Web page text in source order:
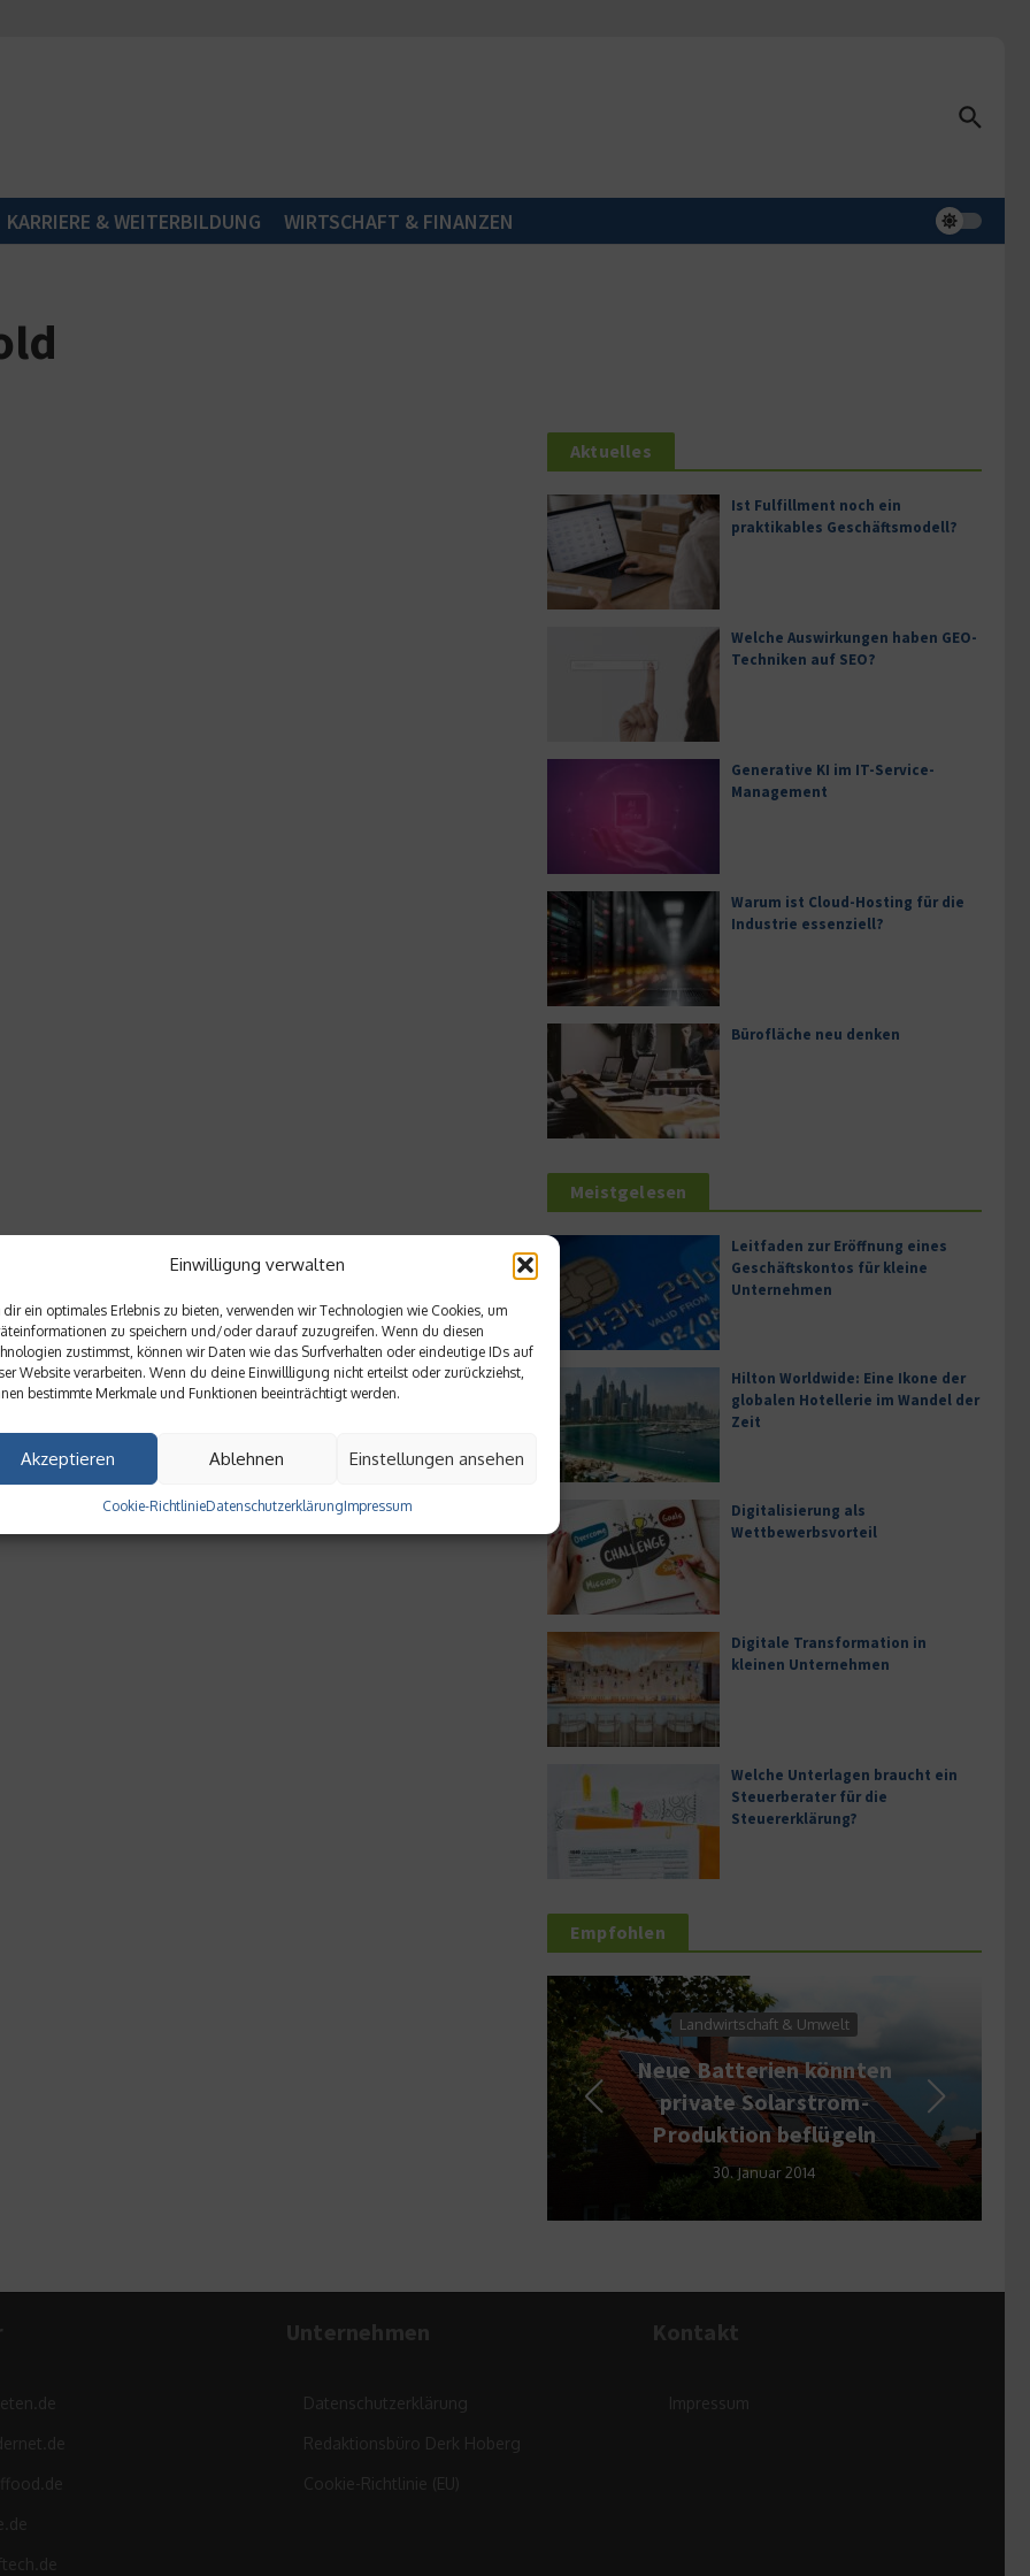
Einwilligung verwalten
dir ein optimales Erlebnis zu bieten, verwenden wir Technologien wie Cookies, um
zu speichern und/oder darauf zuzugreifen. Wenn du diesen
zustimmst, können wir Daten wie das Surfverhalten oder eindeutige IDs auf
Website verarbeiten. Wenn du deine Einwillligung nicht erteilst oder zurückziehst,
bestimmte Merkmale und Funktionen beeinträchtigt werden.
Akzeptieren Ablehnen Einstellungen ansehen
Cookie-RichtlinieDatenschutzerklärungImpressum
KARRIERE & WEITERBILDUNG WIRTSCHAFT & FINANZEN
Aktuelles
Ist Fulfillment noch ein
praktikables Geschäftsmodell?
Welche Auswirkungen haben GEO-
Techniken auf SEO?
Generative KI im IT-Service-
Management
Warum ist Cloud-Hosting für die
Industrie essenziell?
Bürofläche neu denken
Meistgelesen
Leitfaden zur Eröffnung eines
Geschäftskontos für kleine
Unternehmen
Hilton Worldwide: Eine Ikone der
globalen Hotellerie im Wandel der
Zeit
Digitalisierung als
Wettbewerbsvorteil
Digitale Transformation in
kleinen Unternehmen
Welche Unterlagen braucht ein
Steuerberater für die
Steuererklärung?
Empfohlen
Landwirtschaft & Umwelt
Neue Batterien könnten
private Solarstrom-
Produktion beflügeln
haben
Unternehmen
Datenschutzerklärung
Redaktionsbüro Derk Hoberg
Cookie-Richtlinie (EU)
Kontakt
Impressum